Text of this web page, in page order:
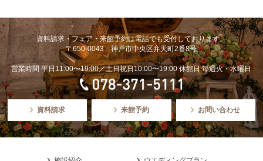
資料請求・フェア・来館予約は電話でも受付しております。
〒650-0043 神戸市中央区弁天町2番8号
営業時間 平日11:00〜19:00／土日祝日10:00〜19:00 休館日 毎週火・水曜日
資料請求 来館予約 お問い合わせ